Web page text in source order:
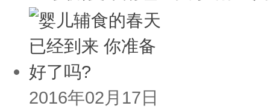
2016年02月17日